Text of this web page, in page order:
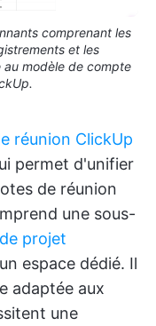
comprenant les
et les
modèle de compte
réunion ClickUp
permet d'unifier
de réunion
une sous-
projet
espace dédié. Il
adaptée aux
une